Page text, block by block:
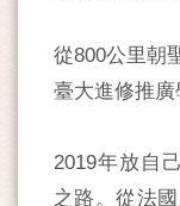
從800公里朝
臺大進修推
2019年放自
之路。從法